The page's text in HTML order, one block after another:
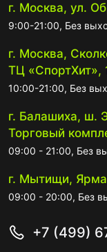
г. Москва, ул.
9:00-21:00, Без
г. Москва,
ТЦ «СпортХит»,
10:00-21:00, Без
г. Балашиха, ш.
Торговый
09:00 - 21:00, Без
г. Мытищи,
09:00 - 20:00, Без
+7 (499)